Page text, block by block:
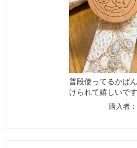
普段使ってるかば
けられて嬉しいで